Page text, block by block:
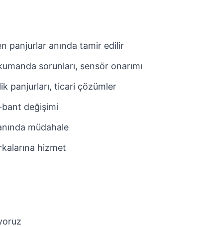
panjurlar anında tamir edilir
sorunları, sensör onarımı
panjurları, ticari çözümler
değişimi
müdahale
hizmet